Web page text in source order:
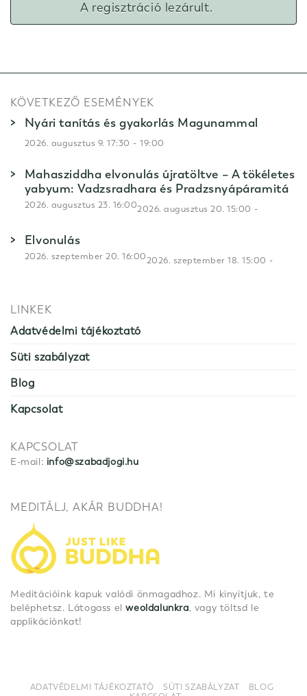
A regisztráció lezárult.
KÖVETKEZŐ ESEMÉNYEK
Nyári tanítás és gyakorlás Magunammal
2026. augusztus 9. 17:30 -19:00
Mahasziddha elvonulás újratöltve – A tökéletes
yabyum: Vadzsradhara és Pradzsnyápáramitá
2026. augusztus 20. 15:00 -
2026. augusztus 23. 16:00
Elvonulás
2026. szeptember 18. 15:00 -
2026. szeptember 20. 16:00
LINKEK
Adatvédelmi tájékoztató
Süti szabályzat
Blog
Kapcsolat
KAPCSOLAT
E-mail: info@szabadjogi.hu
MEDITÁLJ, AKÁR BUDDHA!
Meditációink kapuk valódi önmagadhoz. Mi kinyitjuk, te
beléphetsz. Látogass elweoldalunkra, vagy töltsd le
applikációnkat!
ADATVÉDELMI TÁJÉKOZTATÓ SÜTI SZABÁLYZAT
BLOG